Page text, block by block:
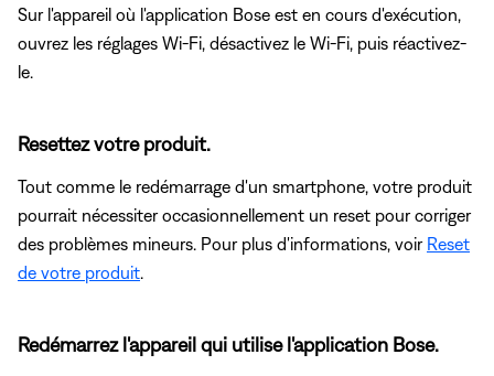
Sur l'appareil où l'application Bose est en cours d'exécution,
ouvrez les réglages Wi-Fi, désactivez le Wi-Fi, puis réactivez-
le.
Resettez votre produit.
Tout comme le redémarrage d'un smartphone, votre produit
pourrait nécessiter occasionnellement un reset pour corriger
des problèmes mineurs. Pour plus d'informations, voir Reset
de votre produit.
Redémarrez l'appareil qui utilise l'application Bose.